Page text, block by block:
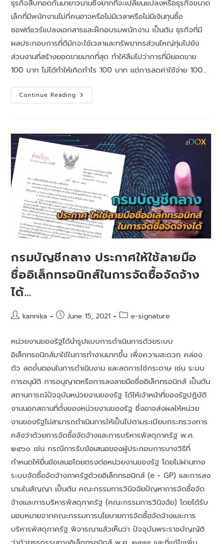
ธุรกิจสืบทอดกันมายาวนานซึ่งยากที่จะเปลี่ยนแปลงหรือธุรกิจขนาด
เล็กที่มีพนักงานไม่กี่คนอาจหรือไม่มีเวลาหรือไม่มีเงินทุนซื้อ
ซอฟต์แวร์แปลงเอกสารและฝึกอบรมพนักงาน เป็นต้น ธุรกิจที่มี
ผลประกอบการที่ดีมักจะใช้เวลาและทรัพยากรส่วนใหญ่ทุ่มไปยัง
ส่วนงานที่สร้างยอดขายมากที่สุด ทําให้ลืมไปว่าการที่มียอดขาย
100 บาท ไม่ได้ทําให้เกิดกําไร 100 บาท แต่การลดค่าใช้จ่าย 100…
Continue Reading
กรมบัญชีกลาง ประกาศให้ใช้ลายมือ
ชื่ออิเล็กทรอนิกส์ในการจัดซื้อจัดจ้าง
ได้…
kannika June 15, 2021 e-signature
หน่วยงานของรัฐได้นำรูปแบบการดำเนินการด้วยระบบ
อิเล็กทรอนิกส์มาใช้ในการทำงานมากขึ้น เพื่อความสะดวก คล่อง
ตัว ลดขั้นตอนในการดำเนินงาน และลดการใช้กระดาษ เช่น ระบบ
การอนุมัติ การอนุญาตหรือการลงลายมือชื่ออิเล็กทรอนิกส์ เป็นต้น
สถานการณ์ปัจจุบันหน่วยงานของรัฐ ได้ให้เจ้าหน้าที่ของรัฐปฏิบัติ
งานนอกสถานที่ตั้งของหน่วยงานของรัฐ ซึ่งอาจส่งผลให้หน่วย
งานของรัฐไม่สามารถดำเนินการให้เป็นไปตามระเบียบกระทรวงการ
คลังว่าด้วยการจัดซื้อจัดจ้างและการบริหารพัสดุภาครัฐ พ.ศ.
๒๔๖๐ เซ่น กรณีการรับข้อเสนอของผู้ประกอบการบางวิธีที่
กำหนดให้ยื่นข้อเสนอโดยตรงต่อหน่วยงานของรัฐ โดยไม่ผ่านทาง
ระบบจัดซื้อจัดจ้างภาครัฐด้วยอิเล็กทรอนิกส์ (e - GP) และการลง
นามในสัญญา เป็นต้น คณะกรรมการวินิจฉัยปัญหาการจัดซื้อจัด
จ้างและการบริหารพัสดุภาครัฐ (คณะกรรมการวินิจฉัย) โดยได้รับ
มอบหมายจากคณะกรรมการนโยบายการจัดซื้อจัดจ้างและการ
บริหารพัสดุภาครัฐ พิจารณาแล้วเห็นว่า ปัจจุบันพระราชบัญญัติ